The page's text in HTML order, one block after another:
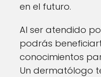
en el futuro.
Al ser atendido
podrás
conocimientos
Un dermatólogo